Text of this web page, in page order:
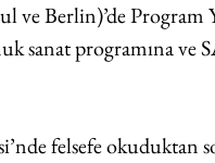
ve Berlin)’de Program
sanat programına
felsefe okuduktan